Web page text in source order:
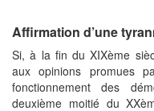
Affirmation d’une
Si, à la fin du XIXème
aux opinions promues
fonctionnement des
deuxième moitié du